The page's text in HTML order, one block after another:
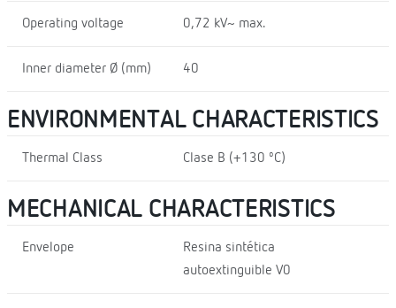
Operating voltage 0,72 kV~ max.
Inner diameter Ø (mm) 40
ENVIRONMENTAL CHARACTERISTICS
Thermal Class Clase B (+130 ºC)
MECHANICAL CHARACTERISTICS
Envelope
Resina sintética
autoextinguible V0